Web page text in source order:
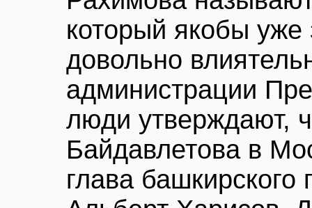
который якобы уже
довольно
администрации
люди утверждают,
Байдавлетова в
глава башкирского